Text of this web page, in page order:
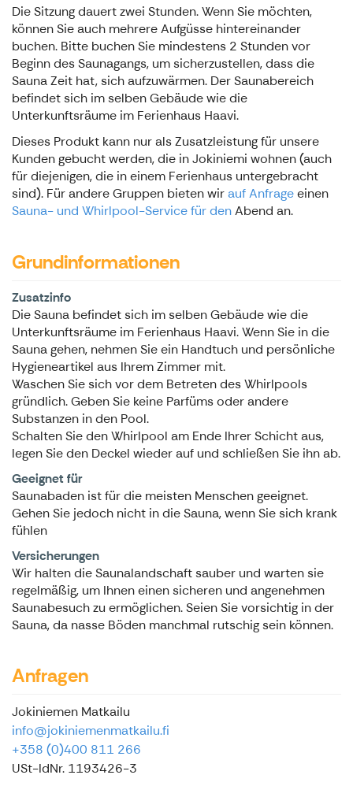
Die Sitzung dauert zwei Stunden. Wenn Sie möchten,
können Sie auch mehrere Aufgüsse hintereinander
buchen. Bitte buchen Sie mindestens 2 Stunden vor
Beginn des Saunagangs, um sicherzustellen, dass die
Sauna Zeit hat, sich aufzuwärmen. Der Saunabereich
befindet sich im selben Gebäude wie die
Unterkunftsräume im Ferienhaus Haavi.
Dieses Produkt kann nur als Zusatzleistung für unsere
Kunden gebucht werden, die in Jokiniemi wohnen (auch
für diejenigen, die in einem Ferienhaus untergebracht
sind). Für andere Gruppen bieten wirauf Anfrageeinen
Sauna- und Whirlpool-Service für denAbend an.
Grundinformationen
Zusatzinfo
Die Sauna befindet sich im selben Gebäude wie die
Unterkunftsräume im Ferienhaus Haavi. Wenn Sie in die
Sauna gehen, nehmen Sie ein Handtuch und persönliche
Hygieneartikel aus Ihrem Zimmer mit.
Waschen Sie sich vor dem Betreten des Whirlpools
gründlich. Geben Sie keine Parfüms oder andere
Substanzen in den Pool.
Schalten Sie den Whirlpool am Ende Ihrer Schicht aus,
legen Sie den Deckel wieder auf und schließen Sie ihn ab.
Geeignet für
Saunabaden ist für die meisten Menschen geeignet.
Gehen Sie jedoch nicht in die Sauna, wenn Sie sich krank
fühlen
Versicherungen
Wir halten die Saunalandschaft sauber und warten sie
regelmäßig, um Ihnen einen sicheren und angenehmen
Saunabesuch zu ermöglichen. Seien Sie vorsichtig in der
Sauna, da nasse Böden manchmal rutschig sein können.
Anfragen
Jokiniemen Matkailu
info@jokiniemenmatkailu.fi
+358 (0)400 811 266
USt-IdNr. 1193426-3